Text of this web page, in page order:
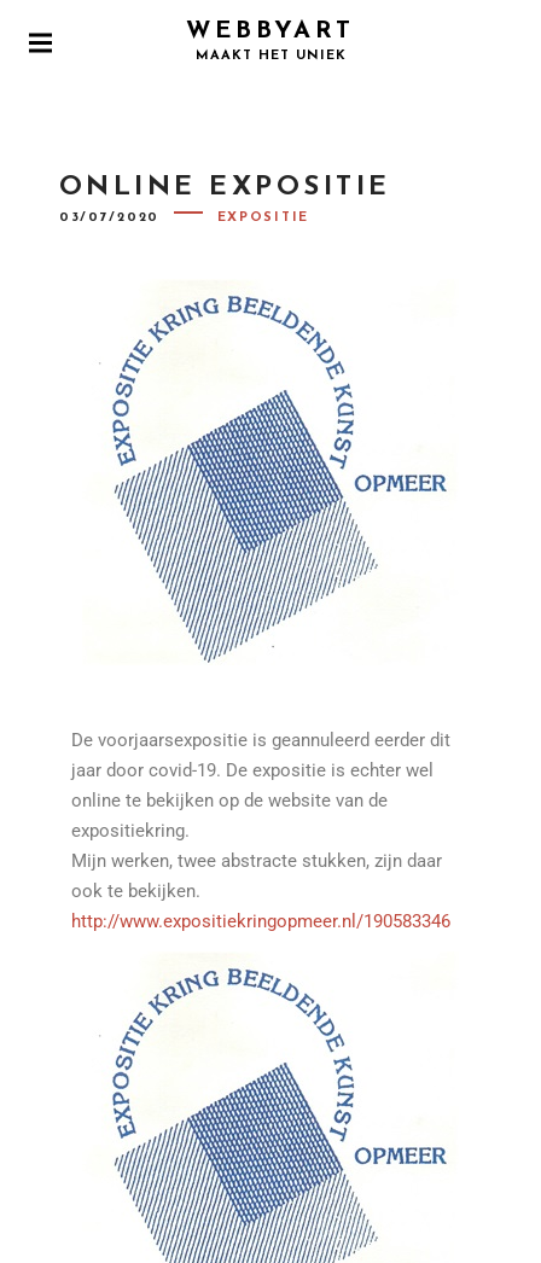
WEBBYART
MAAKT HET UNIEK
ONLINE EXPOSITIE
03/07/2020 EXPOSITIE
De voorjaarsexpositie is geannuleerd eerder dit
jaar door covid-19. De expositie is echter wel
online te bekijken op de website van de
expositiekring.
Mijn werken, twee abstracte stukken, zijn daar
ook te bekijken.
http://www.expositiekringopmeer.nl/190583346